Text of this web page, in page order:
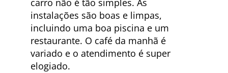
carro não é tão simples. As
instalações são boas e limpas,
incluindo uma boa piscina e um
restaurante. O café da manhã é
variado e o atendimento é super
elogiado.